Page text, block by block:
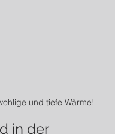
und tiefe Wärme!
in der